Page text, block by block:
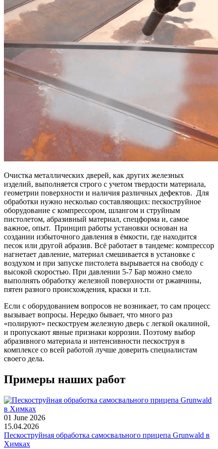
Очистка металлических дверей, как других железных
изделий, выполняется строго с учетом твердости материала,
геометрии поверхности и наличия различных дефектов. Для
обработки нужно несколько составляющих: пескоструйное
оборудование с компрессором, шлангом и струйным
пистолетом, абразивный материал, спецформа и, самое
важное, опыт. Принцип работы установки основан на
создании избыточного давления в ёмкости, где находится
песок или другой абразив. Всё работает в тандеме: компрессор
нагнетает давление, материал смешивается в установке с
воздухом и при запуске пистолета вырывается на свободу с
высокой скоростью. При давлении 5-7 Бар можно смело
выполнять обработку железной поверхности от ржавчины,
пятен разного происхождения, краски и т.п.
Если с оборудованием вопросов не возникает, то сам процесс
вызывает вопросы. Нередко бывает, что много раз
«полируют» пескоструем железную дверь с легкой окалиной,
и пропускают явные признаки коррозии. Поэтому выбор
абразивного материала и интенсивности пескоструя в
комплексе со всей работой лучше доверить специалистам
своего дела.
Примеры наших работ
01 June 2026
15.04.2026
Пескоструйная обработка самосвального прицепа Grunwald в
Химках